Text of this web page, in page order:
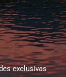
exclusivas